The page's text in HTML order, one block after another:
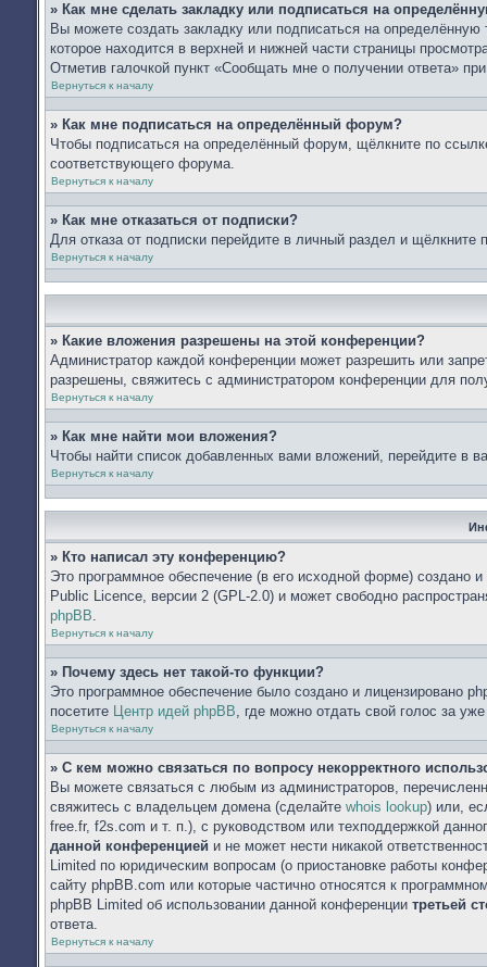
» Как мне сделать закладку или подписаться на
Вы можете создать закладку или подписаться на
которое находится в верхней и нижней части страницы
Отметив галочкой пункт «Сообщать мне о получении ответа»
Вернуться к началу
» Как мне подписаться на определённый форум?
Чтобы подписаться на определённый форум, щёлкните по
соответствующего форума.
Вернуться к началу
» Как мне отказаться от подписки?
Для отказа от подписки перейдите в личный раздел и щёлкните
Вернуться к началу
» Какие вложения разрешены на этой конференции?
Администратор каждой конференции может разрешить или
разрешены, свяжитесь с администратором конференции для
Вернуться к началу
» Как мне найти мои вложения?
Чтобы найти список добавленных вами вложений, перейдите в
Вернуться к началу
» Кто написал эту конференцию?
Это программное обеспечение (в его исходной форме) создано
Public Licence, версии 2 (GPL-2.0) и может свободно
phpBB.
Вернуться к началу
» Почему здесь нет такой-то функции?
Это программное обеспечение было создано и лицензировано
посетите Центр идей phpBB, где можно отдать свой голос за
Вернуться к началу
» С кем можно связаться по вопросу некорректного
Вы можете связаться с любым из администраторов,
свяжитесь с владельцем домена (сделайте whois lookup) или,
free.fr, f2s.com и т. п.), с руководством или техподдержкой
данной конференцией и не может нести никакой
Limited по юридическим вопросам (о приостановке работы
сайту phpBB.com или которые частично относятся к
phpBB Limited об использовании данной конференции третьей
ответа.
Вернуться к началу